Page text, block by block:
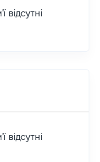
відсутні
відсутні